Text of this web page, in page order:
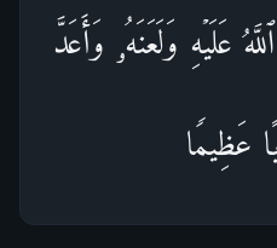
عَلَیۡهِ وَلَعَنَهُۥ وَأَعَدَّ
عَظِیمࣰا